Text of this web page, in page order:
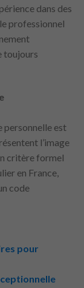
dans des
professionnel
toujours
personnelle est
l’image
critère formel
en France,
code
pour